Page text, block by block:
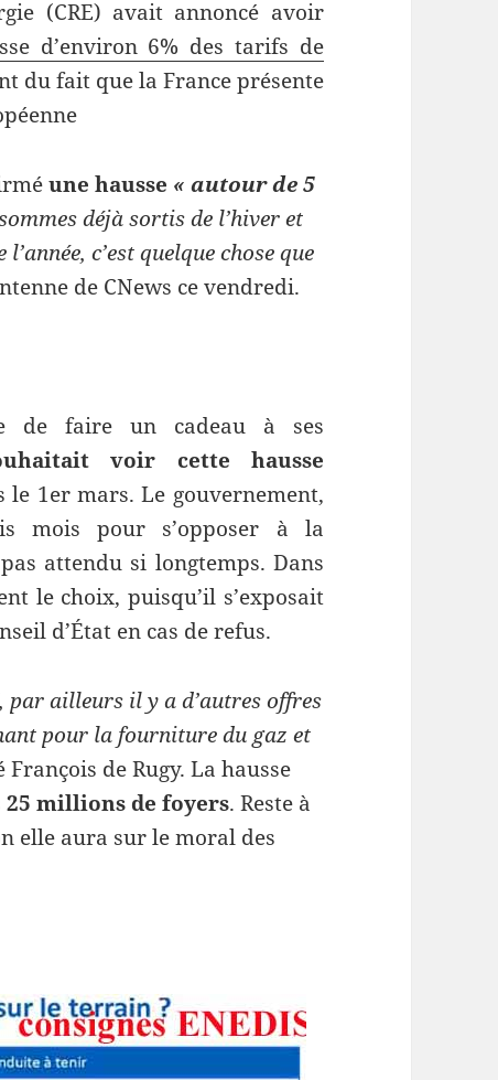
(CRE) avait annoncé avoir
d’environ 6% des tarifs de
du fait que la France présente
une hausse « autour de 5
déjà sortis de l’hiver et
c’est quelque chose que
de CNews ce vendredi.
de faire un cadeau à ses
voir cette hausse
le 1er mars. Le gouvernement,
mois pour s’opposer à la
attendu si longtemps. Dans
le choix, puisqu’il s’exposait
d’État en cas de refus.
par ailleurs il y a d’autres offres
pour la fourniture du gaz et
de Rugy. La hausse
25 millions de foyers. Reste à
elle aura sur le moral des